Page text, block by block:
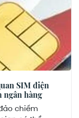
SIM điện
ngân hàng
chiếm